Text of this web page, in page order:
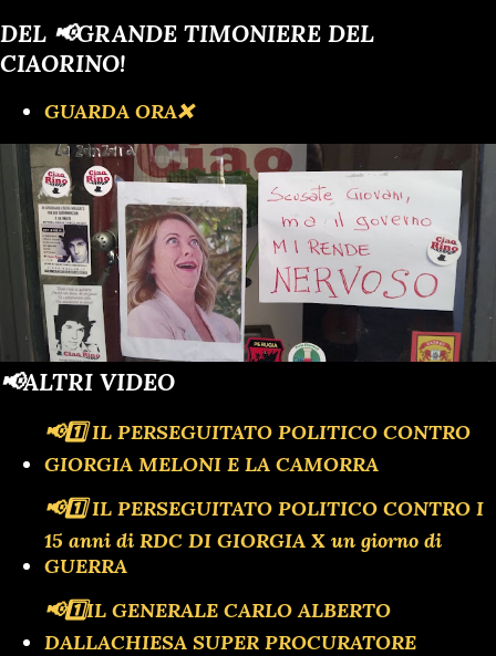
DEL 📢GRANDE TIMONIERE DEL
CIAORINO!
GUARDA ORA❌️
📢ALTRI VIDEO
📢1️⃣ IL PERSEGUITATO POLITICO CONTRO
GIORGIA MELONI E LA CAMORRA
📢1️⃣ IL PERSEGUITATO POLITICO CONTRO I
15 anni di RDC DI GIORGIA X un giorno di
GUERRA
📢1️⃣IL GENERALE CARLO ALBERTO
DALLACHIESA SUPER PROCURATORE